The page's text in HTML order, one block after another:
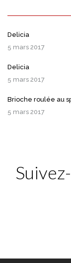
Delicia
5 mars 2017
Delicia
5 mars 2017
Brioche roulée au
5 mars 2017